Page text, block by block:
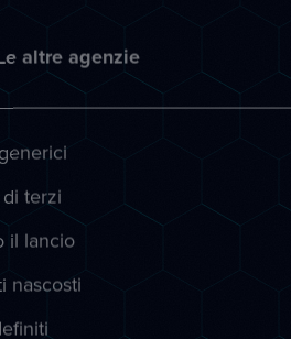
altre agenzie
terzi
il lancio
nascosti